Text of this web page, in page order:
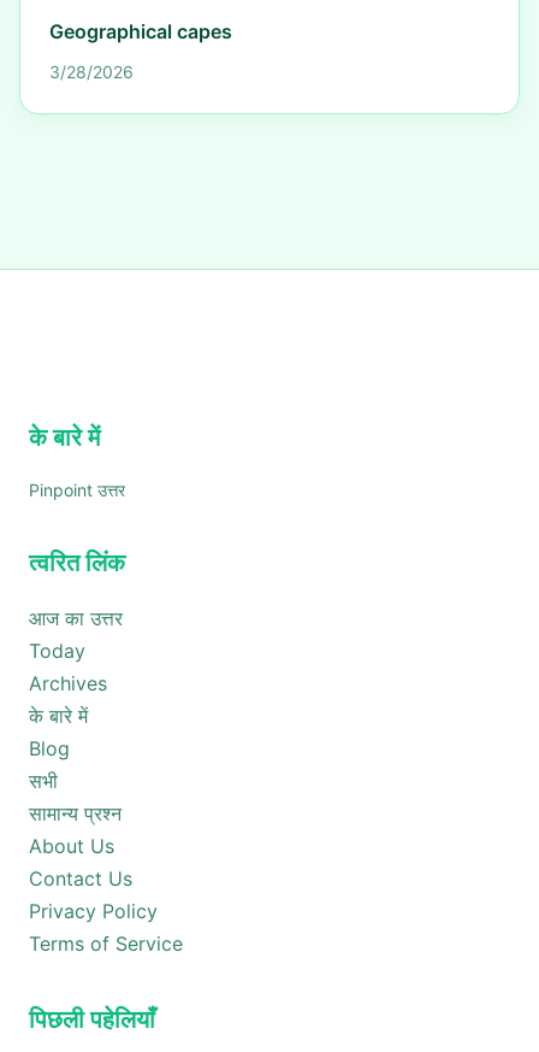
Geographical capes
3/28/2026
के बारे में
Pinpoint उत्तर
त्वरित लिंक
आज का उत्तर
Today
Archives
के बारे में
Blog
सभी
सामान्य प्रश्न
About Us
Contact Us
Privacy Policy
Terms of Service
पिछली पहेलियाँ